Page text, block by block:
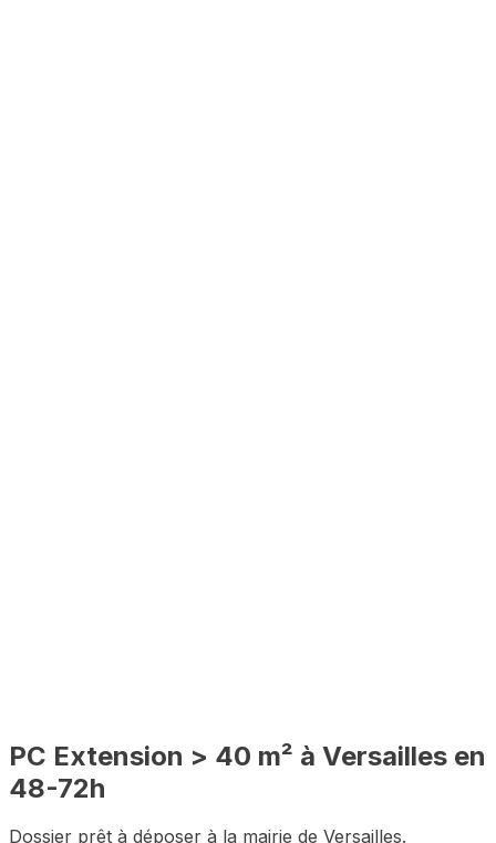
PC Extension > 40 m² à Versailles en
48-72h
Dossier prêt à déposer à la mairie de Versailles.